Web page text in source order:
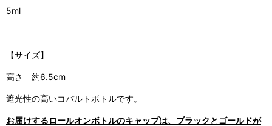
5ml
【サイズ】
高さ 約6.5cm
遮光性の高いコバルトボトルです。
お届けするロールオンボトルのキャップは、ブラックとゴールドが